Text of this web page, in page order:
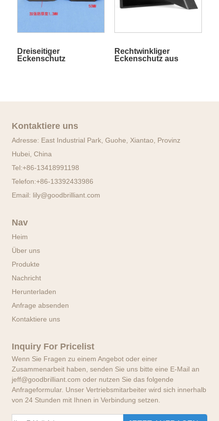
Dreiseitiger
Eckenschutz
Rechtwinkliger
Eckenschutz aus
Kontaktiere uns
Adresse: East Industrial Park, Guohe, Xiantao, Provinz
Hubei, China
Tel:+86-13418991198
Telefon:+86-13392433986
Email: lily@goodbrilliant.com
Nav
Heim
Über uns
Produkte
Nachricht
Herunterladen
Anfrage absenden
Kontaktiere uns
Inquiry For Pricelist
Wenn Sie Fragen zu einem Angebot oder einer
Zusammenarbeit haben, senden Sie uns bitte eine E-Mail an
jeff@goodbrilliant.com oder nutzen Sie das folgende
Anfrageformular. Unser Vertriebsmitarbeiter wird sich innerhalb
von 24 Stunden mit Ihnen in Verbindung setzen.